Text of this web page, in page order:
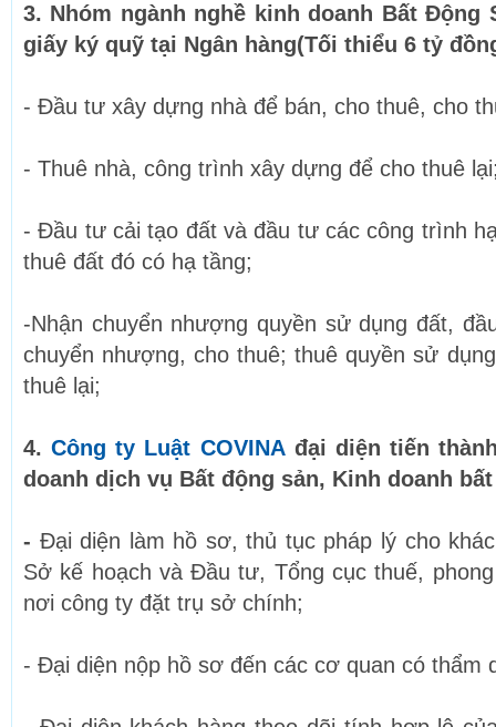
3. Nhóm ngành nghề kinh doanh Bất Động
giấy ký quỹ tại Ngân hàng(Tối thiểu 6 tỷ
- Đầu tư xây dựng nhà để bán, cho thuê, cho
- Thuê nhà, công trình xây dựng để cho thuê
- Đầu tư cải tạo đất và đầu tư các công trình
thuê đất đó có hạ tầng;
-Nhận chuyển nhượng quyền sử dụng đất,
chuyển nhượng, cho thuê; thuê quyền sử
thuê lại;
4.Công ty Luật COVINAđại diện tiến
doanh dịch vụ Bất động sản, Kinh doanh
- Đại diện làm hồ sơ, thủ tục pháp lý cho
Sở kế hoạch và Đầu tư, Tổng cục thuế,
nơi công ty đặt trụ sở chính;
- Đại diện nộp hồ sơ đến các cơ quan có thẩm